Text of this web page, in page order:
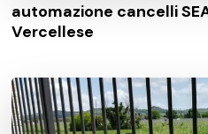
automazione cancelli
Vercellese